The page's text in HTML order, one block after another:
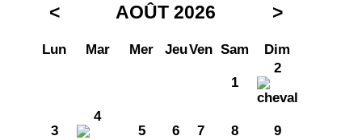
< AOÛT 2026 >
Lun Mar Mer JeuVen Sam Dim
1
2
3
4
5
6 7 8 9